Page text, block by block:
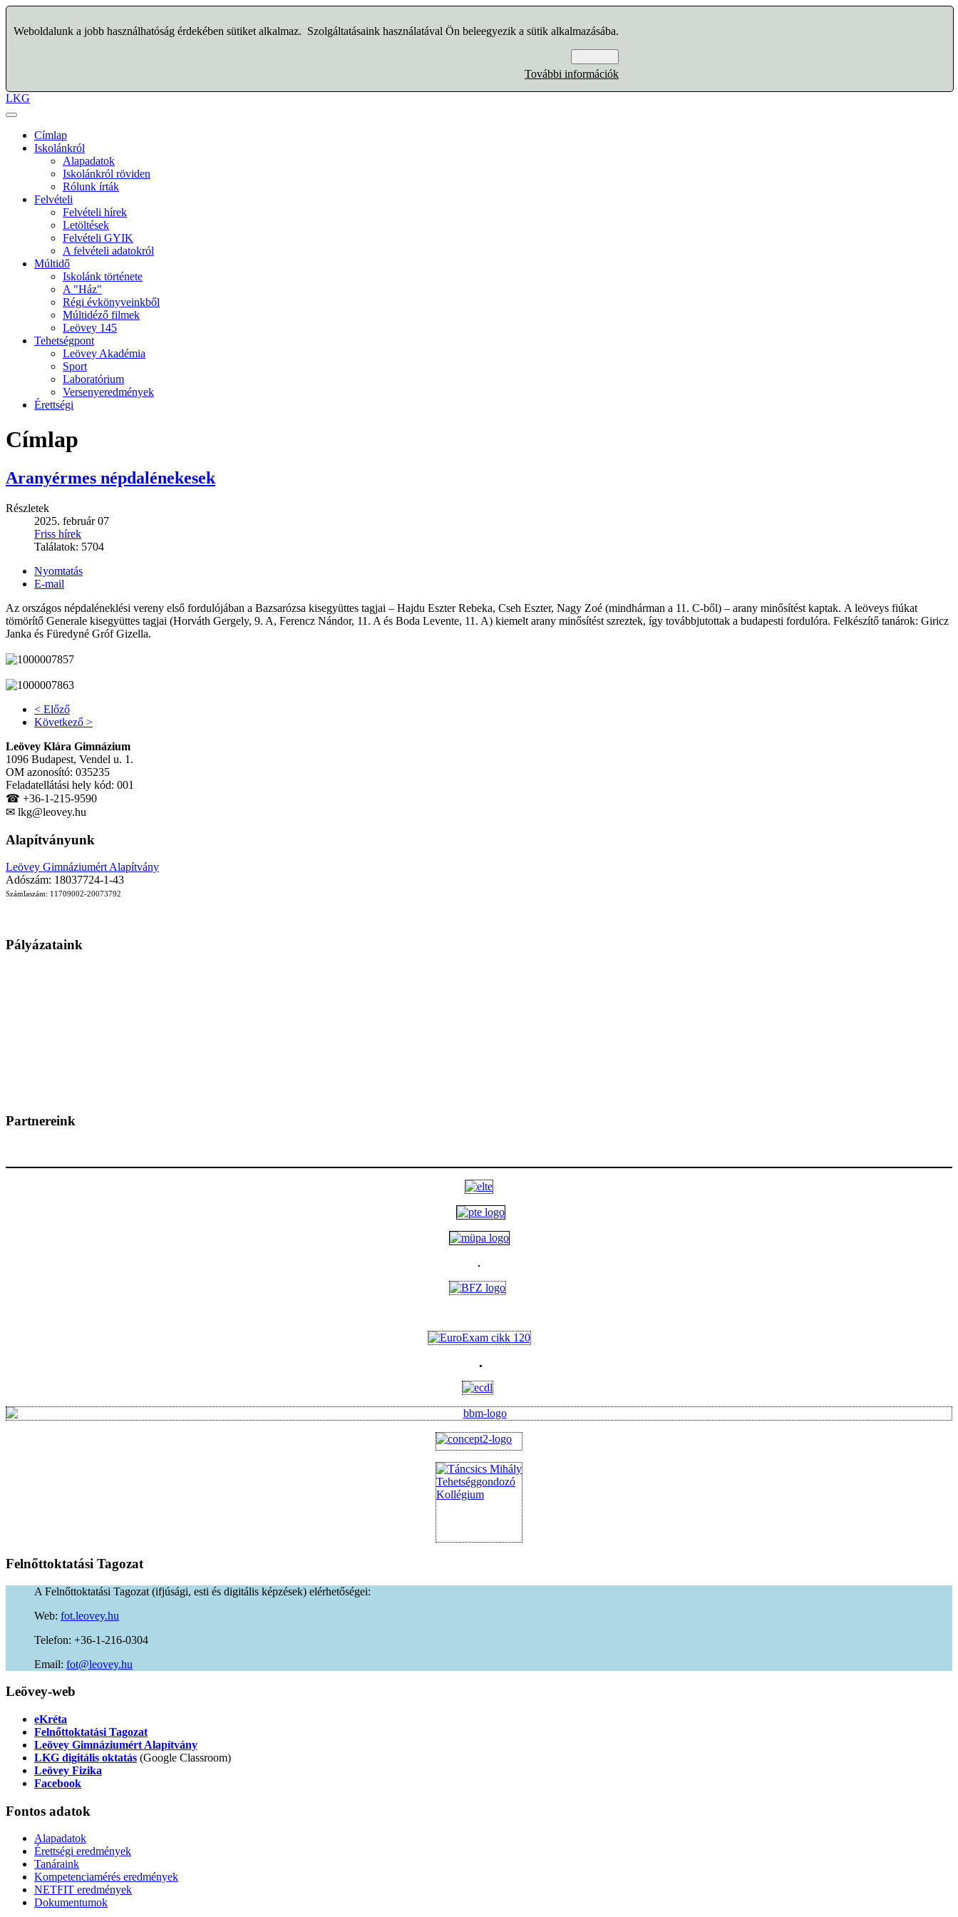
Weboldalunk a jobb használhatóság érdekében sütiket alkalmaz. Szolgáltatásaink használatával Ön beleegyezik a sütik alkalmazásába.
További információk
LKG
Címlap
Iskolánkról
Alapadatok
Iskolánkról röviden
Rólunk írták
Felvételi
Felvételi hírek
Letöltések
Felvételi GYIK
A felvételi adatokról
Múltidő
Iskolánk története
A "Ház"
Régi évkönyveinkből
Múltidéző filmek
Leövey 145
Tehetségpont
Leövey Akadémia
Sport
Laboratórium
Versenyeredmények
Érettségi
Címlap
Aranyérmes népdalénekesek
Részletek
2025. február 07
Friss hírek
Találatok: 5704
Nyomtatás
E-mail
Az országos népdaléneklési vereny első fordulójában a Bazsarózsa kisegyüttes tagjai – Hajdu Eszter Rebeka, Cseh Eszter, Nagy Zoé (mindhárman a 11. C-ből) – arany minősítést kaptak. A leöveys fiúkat
tömörítő Generale kisegyüttes tagjai (Horváth Gergely, 9. A, Ferencz Nándor, 11. A és Boda Levente, 11. A) kiemelt arany minősítést szreztek, így továbbjutottak a budapesti fordulóra. Felkészítő tanárok: Giricz
Janka és Füredyné Gróf Gizella.
< Előző
Következő >
Leövey Klára Gimnázium
1096 Budapest, Vendel u. 1.
OM azonosító: 035235
Feladatellátási hely kód: 001
☎ +36-1-215-9590
✉ lkg@leovey.hu
Alapítványunk
Leövey Gimnáziumért Alapítvány
Adószám: 18037724-1-43
Számlaszám: 11709002-20073792
Pályázataink
Partnereink
Felnőttoktatási Tagozat
A Felnőttoktatási Tagozat (ifjúsági, esti és digitális képzések) elérhetőségei:
Web: fot.leovey.hu
Telefon: +36-1-216-0304
Email:
uh.yevoel@t
of
Leövey-web
eKréta
Felnőttoktatási Tagozat
Leövey Gimnáziumért Alapítvány
LKG digitális oktatás (Google Classroom)
Leövey Fizika
Facebook
Fontos adatok
Alapadatok
Érettségi eredmények
Tanáraink
Kompetenciamérés eredmények
NETFIT eredmények
Dokumentumok